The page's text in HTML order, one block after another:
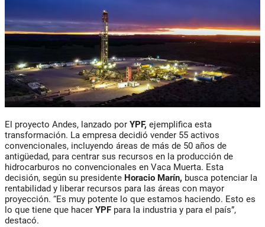
El proyecto Andes, lanzado por YPF, ejemplifica esta
transformación. La empresa decidió vender 55 activos
convencionales, incluyendo áreas de más de 50 años de
antigüedad, para centrar sus recursos en la producción de
hidrocarburos no convencionales en Vaca Muerta. Esta
decisión, según su presidente Horacio Marín, busca potenciar la
rentabilidad y liberar recursos para las áreas con mayor
proyección. “Es muy potente lo que estamos haciendo. Esto es
lo que tiene que hacer YPF para la industria y para el país”,
destacó.